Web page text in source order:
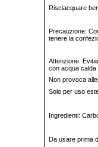
Risciacquare
Precauzione:
tenere la
Attenzione:
con acqua
Non provoca
Solo per uso
Ingredienti:
Da usare prima